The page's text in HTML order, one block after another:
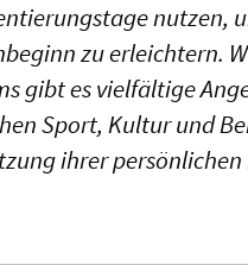
nutzen,
zu erleichtern.
gibt es vielfältige
Sport, Kultur und
ihrer